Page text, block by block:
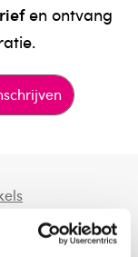
en ontvang